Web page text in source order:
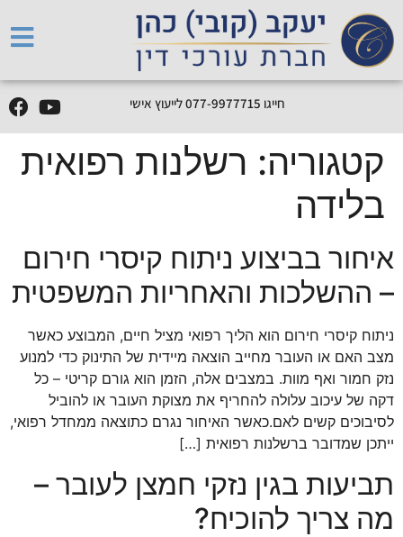
חייגו 077-9977715 לייעוץ אישי
קטגוריה: רשלנות רפואית
בלידה
איחור בביצוע ניתוח קיסרי חירום
– ההשלכות והאחריות המשפטית
ניתוח קיסרי חירום הוא הליך רפואי מציל חיים, המבוצע כאשר
מצב האם או העובר מחייב הוצאה מיידית של התינוק כדי למנוע
נזק חמור ואף מוות. במצבים אלה, הזמן הוא גורם קריטי – כל
דקה של עיכוב עלולה להחריף את מצוקת העובר או להוביל
לסיבוכים קשים לאם.כאשר האיחור נגרם כתוצאה ממחדל רפואי,
ייתכן שמדובר ברשלנות רפואית […]
תביעות בגין נזקי חמצן לעובר –
מה צריך להוכיח?